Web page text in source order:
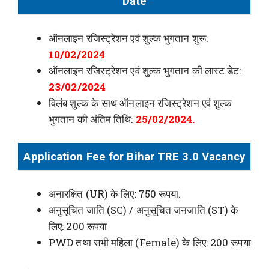
ऑनलाइन रजिस्ट्रेशन एवं शुल्क भुगतान शुरू:
10/02/2024
ऑनलाइन रजिस्ट्रेशन एवं शुल्क भुगतान की लास्ट डेट:
23/02/2024
विलंब शुल्क के साथ ऑनलाइन रजिस्ट्रेशन एवं शुल्क
भुगतान की अंतिम तिथि: 25/02/2024.
Application Fee for Bihar TRE 3.0 Vacancy
अनारक्षित (UR) के लिए: 750 रूपया.
अनुसूचित जाति (SC) / अनुसूचित जनजाति (ST) के
लिए: 200 रूपया
PWD तथा सभी महिला (Female) के लिए: 200 रूपया